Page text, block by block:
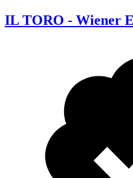
IL TORO - Wiener